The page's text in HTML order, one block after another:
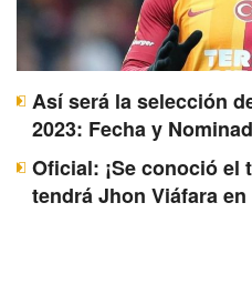
Así será la selección
2023: Fecha y
Oficial: ¡Se conoció el
tendrá Jhon Viáfara